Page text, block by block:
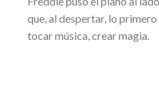
que, al despertar, lo
tocar música, crear magia.